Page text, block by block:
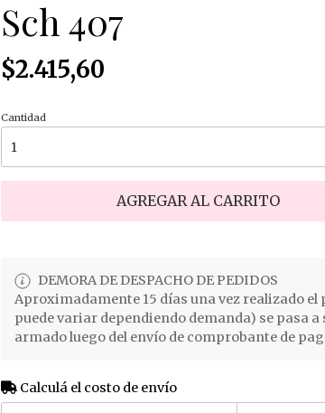
Sch 407
$2.415,60
Cantidad
AGREGAR AL CARRITO
DEMORA DE DESPACHO DE PEDIDOS
Aproximadamente 15 días una vez realizado el
puede variar dependiendo demanda) se pasa a
armado luego del envío de comprobante de
Calculá el costo de envío